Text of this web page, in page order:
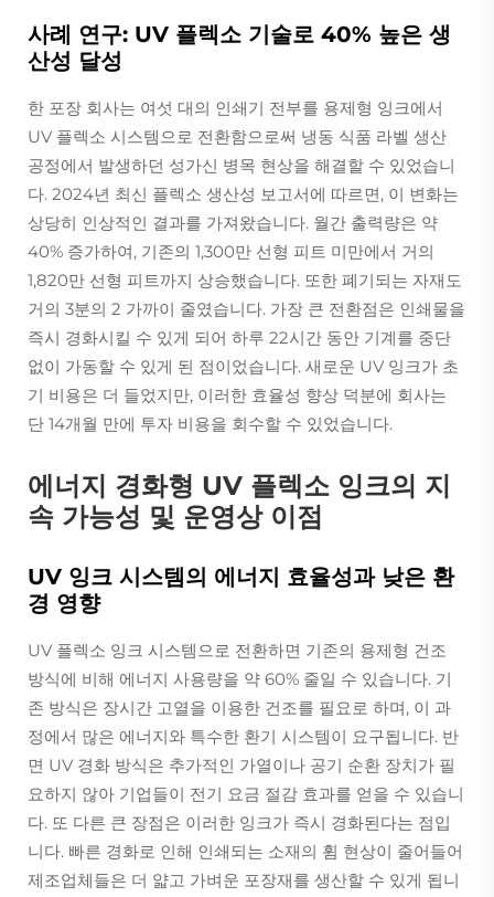
사례 연구: UV 플렉소 기술로 40% 높은 생
산성 달성
한 포장 회사는 여섯 대의 인쇄기 전부를 용제형 잉크에서
UV 플렉소 시스템으로 전환함으로써 냉동 식품 라벨 생산
공정에서 발생하던 성가신 병목 현상을 해결할 수 있었습니
다. 2024년 최신 플렉소 생산성 보고서에 따르면, 이 변화는
상당히 인상적인 결과를 가져왔습니다. 월간 출력량은 약
40% 증가하여, 기존의 1,300만 선형 피트 미만에서 거의
1,820만 선형 피트까지 상승했습니다. 또한 폐기되는 자재도
거의 3분의 2 가까이 줄였습니다. 가장 큰 전환점은 인쇄물을
즉시 경화시킬 수 있게 되어 하루 22시간 동안 기계를 중단
없이 가동할 수 있게 된 점이었습니다. 새로운 UV 잉크가 초
기 비용은 더 들었지만, 이러한 효율성 향상 덕분에 회사는
단 14개월 만에 투자 비용을 회수할 수 있었습니다.
에너지 경화형 UV 플렉소 잉크의 지
속 가능성 및 운영상 이점
UV 잉크 시스템의 에너지 효율성과 낮은 환
경 영향
UV 플렉소 잉크 시스템으로 전환하면 기존의 용제형 건조
방식에 비해 에너지 사용량을 약 60% 줄일 수 있습니다. 기
존 방식은 장시간 고열을 이용한 건조를 필요로 하며, 이 과
정에서 많은 에너지와 특수한 환기 시스템이 요구됩니다. 반
면 UV 경화 방식은 추가적인 가열이나 공기 순환 장치가 필
요하지 않아 기업들이 전기 요금 절감 효과를 얻을 수 있습니
다. 또 다른 큰 장점은 이러한 잉크가 즉시 경화된다는 점입
니다. 빠른 경화로 인해 인쇄되는 소재의 휨 현상이 줄어들어
제조업체들은 더 얇고 가벼운 포장재를 생산할 수 있게 됩니